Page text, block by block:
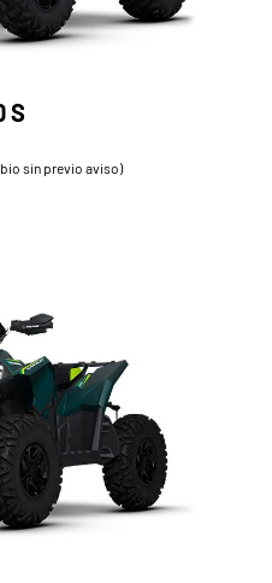
S
sin previo aviso)